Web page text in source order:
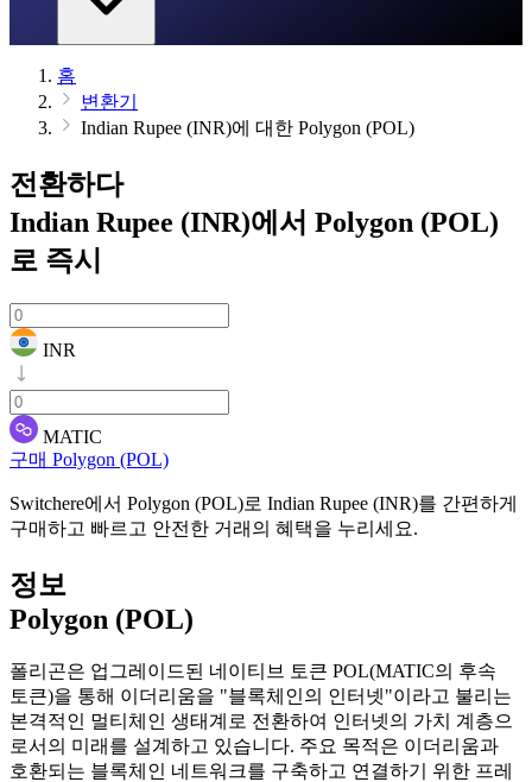
홈
변환기
Indian Rupee (INR)에 대한 Polygon (POL)
전환하다
Indian Rupee (INR)에서 Polygon (POL)
로 즉시
INR
MATIC
구매 Polygon (POL)
Switchere에서 Polygon (POL)로 Indian Rupee (INR)를 간편하게
구매하고 빠르고 안전한 거래의 혜택을 누리세요.
정보
Polygon (POL)
폴리곤은 업그레이드된 네이티브 토큰 POL(MATIC의 후속
토큰)을 통해 이더리움을 "블록체인의 인터넷"이라고 불리는
본격적인 멀티체인 생태계로 전환하여 인터넷의 가치 계층으
로서의 미래를 설계하고 있습니다. 주요 목적은 이더리움과
호환되는 블록체인 네트워크를 구축하고 연결하기 위한 프레